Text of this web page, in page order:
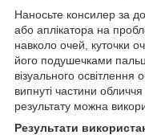
Наносьте консилер за
або аплікатора на
навколо очей, куточки
його подушечками
візуального освітлення
випнуті частини
результату можна
Результати